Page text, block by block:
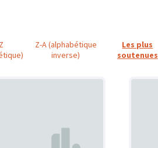
Z-A (alphabétique
inverse)
Les plus
soutenues